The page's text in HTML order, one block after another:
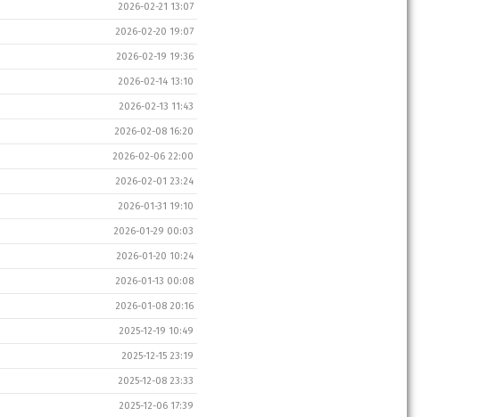
2026-02-21 13:07
2026-02-20 19:07
2026-02-19 19:36
2026-02-14 13:10
2026-02-13 11:43
2026-02-08 16:20
2026-02-06 22:00
2026-02-01 23:24
2026-01-31 19:10
2026-01-29 00:03
2026-01-20 10:24
2026-01-13 00:08
2026-01-08 20:16
2025-12-19 10:49
2025-12-15 23:19
2025-12-08 23:33
2025-12-06 17:39